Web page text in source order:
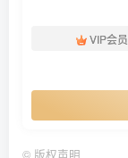
VIP会员
© 版权声明